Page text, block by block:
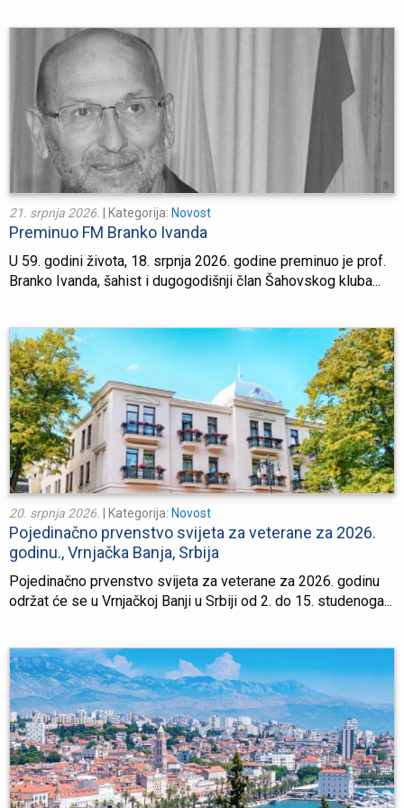
21. srpnja 2026. | Kategorija: Novost
Preminuo FM Branko Ivanda
U 59. godini života, 18. srpnja 2026. godine preminuo je prof.
Branko Ivanda, šahist i dugogodišnji član Šahovskog kluba...
20. srpnja 2026. | Kategorija: Novost
Pojedinačno prvenstvo svijeta za veterane za 2026.
godinu., Vrnjačka Banja, Srbija
Pojedinačno prvenstvo svijeta za veterane za 2026. godinu
održat će se u Vrnjačkoj Banji u Srbiji od 2. do 15. studenoga...